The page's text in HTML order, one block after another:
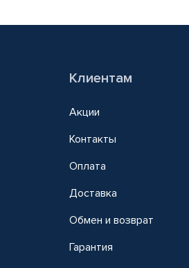
Клиентам
Акции
Контакты
Оплата
Доставка
Обмен и возврат
Гарантия